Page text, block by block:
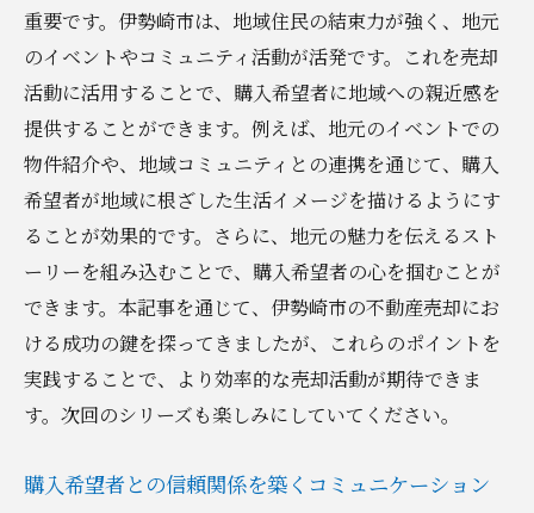
重要です。伊勢崎市は、地域住民の結束力が強く、地元
のイベントやコミュニティ活動が活発です。これを売却
活動に活用することで、購入希望者に地域への親近感を
提供することができます。例えば、地元のイベントでの
物件紹介や、地域コミュニティとの連携を通じて、購入
希望者が地域に根ざした生活イメージを描けるようにす
ることが効果的です。さらに、地元の魅力を伝えるスト
ーリーを組み込むことで、購入希望者の心を掴むことが
できます。本記事を通じて、伊勢崎市の不動産売却にお
ける成功の鍵を探ってきましたが、これらのポイントを
実践することで、より効率的な売却活動が期待できま
す。次回のシリーズも楽しみにしていてください。
購入希望者との信頼関係を築くコミュニケーション